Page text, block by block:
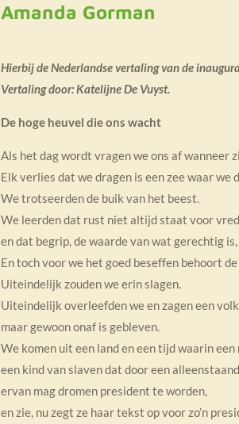
Amanda Gorman
Hierbij de Nederlandse vertaling van de
Vertaling door: Katelijne De Vuyst.
De hoge heuvel die ons wacht
Als het dag wordt vragen we ons af wanneer
Elk verlies dat we dragen is een zee waar we
We trotseerden de buik van het beest.
We leerden dat rust niet altijd staat voor
en dat begrip, de waarde van wat gerechtig
En toch voor we het goed beseffen behoort
Uiteindelijk zouden we erin slagen.
Uiteindelijk overleefden we en zagen een
maar gewoon onaf is gebleven.
We komen uit een land en een tijd waarin
een kind van slaven dat door een
ervan mag dromen president te worden,
en zie, nu zegt ze haar tekst op voor zo’n